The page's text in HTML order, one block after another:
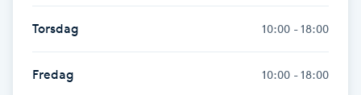
Friskvård
Friskvårdsmassage
Torsdag 10:00 - 18:00
Fredag 10:00 - 18:00